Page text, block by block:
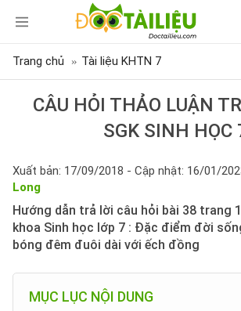
Trang chủ Tài liệu KHTN 7
CÂU HỎI THẢO LUẬN
SGK SINH HỌC
Xuất bản: 17/09/2018 - Cập nhật: 16/01/
Long
Hướng dẫn trả lời câu hỏi bài 38 trang
khoa Sinh học lớp 7 : Đặc điểm đời
bóng đêm đuôi dài với ếch đồng
MỤC LỤC NỘI DUNG